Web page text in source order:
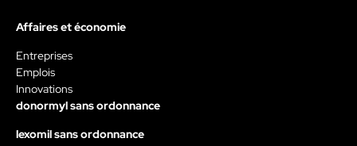
Affaires et économie
Entreprises
Emplois
Innovations
donormyl sans ordonnance
lexomil sans ordonnance